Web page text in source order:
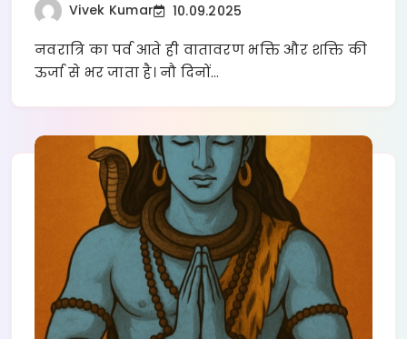
Vivek Kumar 10.09.2025
नवरात्रि का पर्व आते ही वातावरण भक्ति और शक्ति की
ऊर्जा से भर जाता है। नौ दिनों…